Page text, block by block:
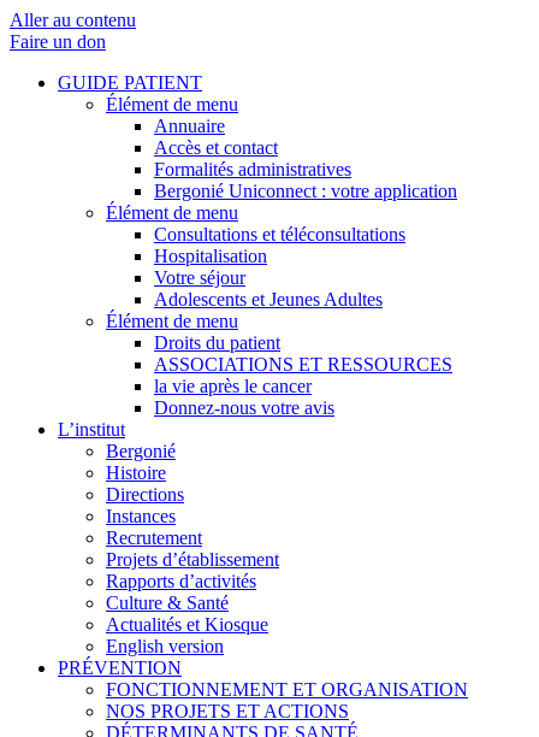
Aller au contenu
Faire un don
GUIDE PATIENT
Élément de menu
Annuaire
Accès et contact
Formalités administratives
Bergonié Uniconnect : votre application
Élément de menu
Consultations et téléconsultations
Hospitalisation
Votre séjour
Adolescents et Jeunes Adultes
Élément de menu
Droits du patient
ASSOCIATIONS ET RESSOURCES
la vie après le cancer
Donnez-nous votre avis
L’institut
Bergonié
Histoire
Directions
Instances
Recrutement
Projets d’établissement
Rapports d’activités
Culture & Santé
Actualités et Kiosque
English version
PRÉVENTION
FONCTIONNEMENT ET ORGANISATION
NOS PROJETS ET ACTIONS
DÉTERMINANTS DE SANTÉ